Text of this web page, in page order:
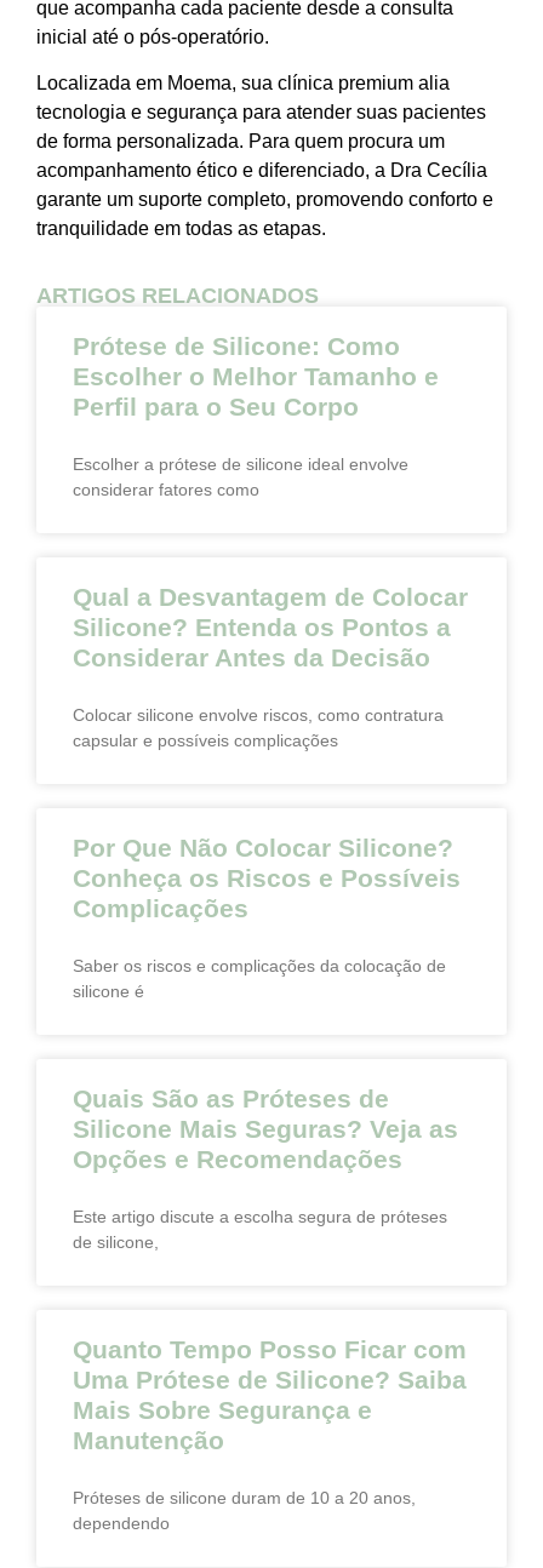
que acompanha cada paciente desde a consulta
inicial até o pós-operatório.
Localizada em Moema, sua clínica premium alia
tecnologia e segurança para atender suas pacientes
de forma personalizada. Para quem procura um
acompanhamento ético e diferenciado, a Dra Cecília
garante um suporte completo, promovendo conforto e
tranquilidade em todas as etapas.
ARTIGOS RELACIONADOS
Prótese de Silicone: Como
Escolher o Melhor Tamanho e
Perfil para o Seu Corpo
Escolher a prótese de silicone ideal envolve
considerar fatores como
Qual a Desvantagem de Colocar
Silicone? Entenda os Pontos a
Considerar Antes da Decisão
Colocar silicone envolve riscos, como contratura
capsular e possíveis complicações
Por Que Não Colocar Silicone?
Conheça os Riscos e Possíveis
Complicações
Saber os riscos e complicações da colocação de
silicone é
Quais São as Próteses de
Silicone Mais Seguras? Veja as
Opções e Recomendações
Este artigo discute a escolha segura de próteses
de silicone,
Quanto Tempo Posso Ficar com
Uma Prótese de Silicone? Saiba
Mais Sobre Segurança e
Manutenção
Próteses de silicone duram de 10 a 20 anos,
dependendo